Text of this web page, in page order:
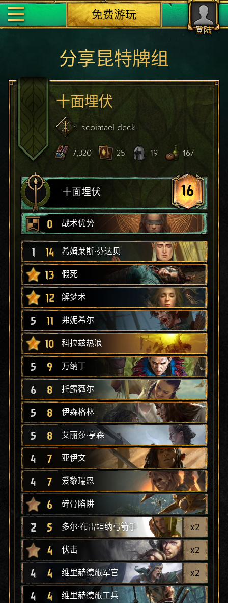
登陆
免费游玩
分享昆特牌组
十面埋伏
scoiatael deck
7,320 25 19 167
十面埋伏 16
0 战术优势
1 14 希姆莱斯·芬达贝
13 假死
12 解梦术
5 11 弗妮希尔
10 科拉兹热浪
5 9 万纳丁
6 8 托露薇尔
5 8 伊森格林
5 8 艾丽莎·亨森
4 7 亚伊文
4 7 爱黎瑞恩
6 碎骨陷阱
2 5 多尔·布雷坦纳弓箭手 x2
4 伏击 x2
4 4 维里赫德旅军官 x2
4 4 维里赫德旅工兵